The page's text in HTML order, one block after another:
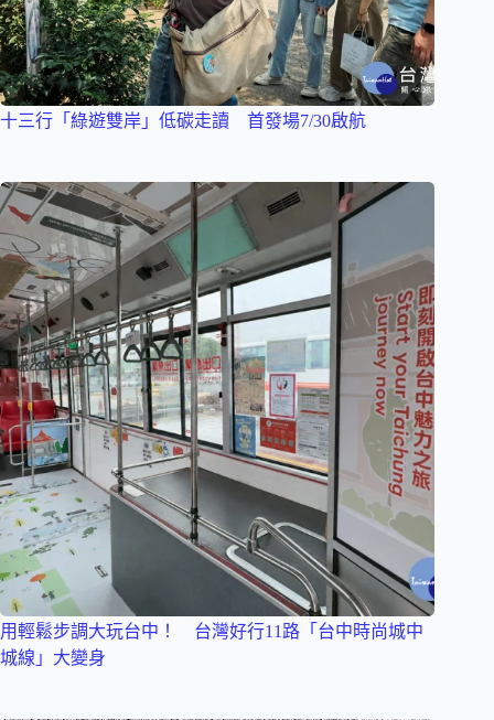
十三行「綠遊雙岸」低碳走讀 首發場7/30啟航
用輕鬆步調大玩台中！ 台灣好行11路「台中時尚城中
城線」大變身